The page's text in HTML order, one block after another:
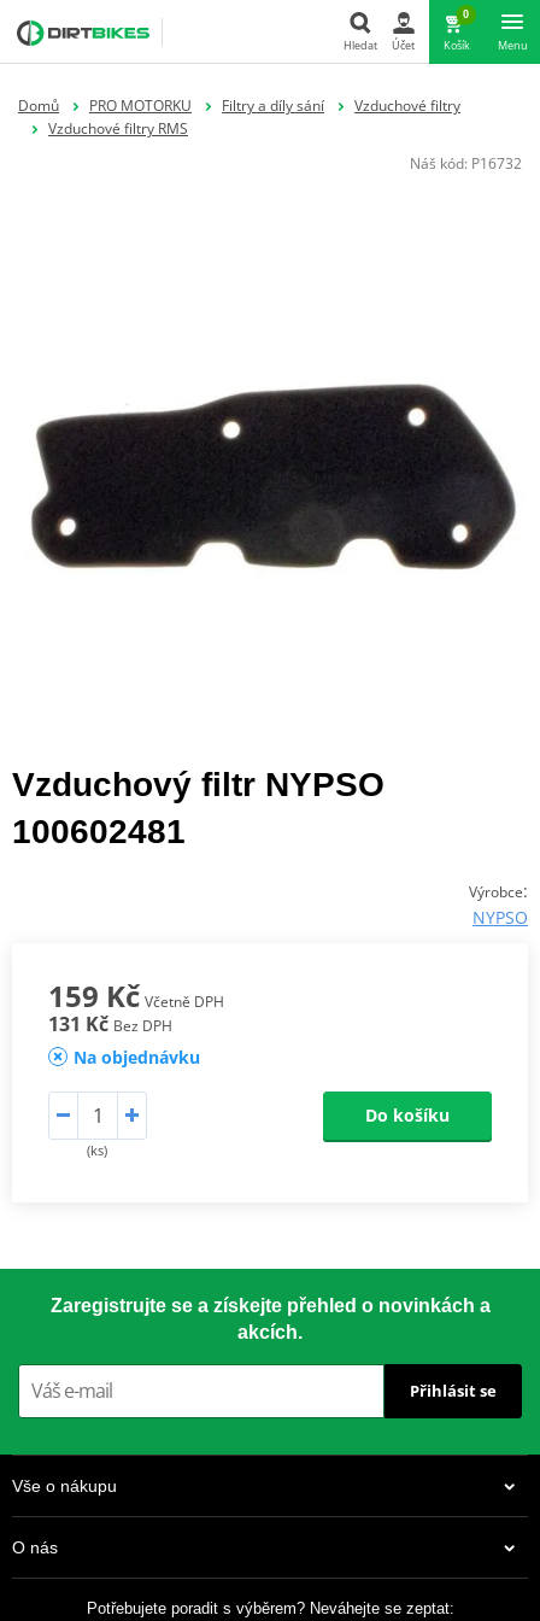
Hledat
Hledat Účet
0
Košík Menu
Domů PRO MOTORKU Filtry a díly sání
Vzduchové filtry
Vzduchové filtry RMS
Náš kód: P16732
Vzduchový filtr NYPSO
100602481
Výrobce:
NYPSO
159 Kč Včetně DPH
131 Kč Bez DPH
Na objednávku
(ks)
Do košíku
Zaregistrujte se a získejte přehled o novinkách a
akcích.
Přihlásit se
Vše o nákupu
O nás
Potřebujete poradit s výběrem? Neváhejte se zeptat: